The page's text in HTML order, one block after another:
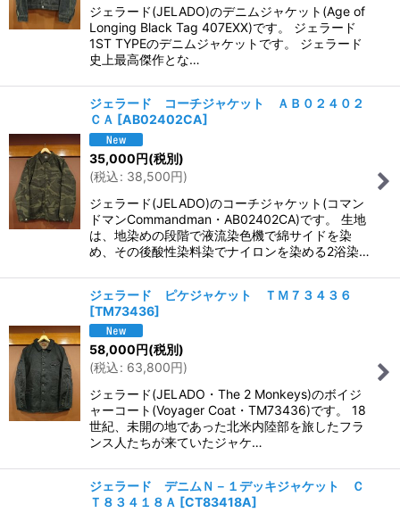
ジェラード(JELADO)のデニムジャケット(Age of
Longing Black Tag 407EXX)です。 ジェラード
1ST TYPEのデニムジャケットです。 ジェラード
史上最高傑作とな…
ジェラード コーチジャケット ＡＢ０２４０２
ＣＡ [AB02402CA]
35,000円(税別)
(税込: 38,500円)
ジェラード(JELADO)のコーチジャケット(コマン
ドマンCommandman・AB02402CA)です。 生地
は、地染めの段階で液流染色機で綿サイドを染
め、その後酸性染料染でナイロンを染める2浴染…
ジェラード ピケジャケット ＴＭ７３４３６
[TM73436]
58,000円(税別)
(税込: 63,800円)
ジェラード(JELADO・The 2 Monkeys)のボイジ
ャーコート(Voyager Coat・TM73436)です。 18
世紀、未開の地であった北米内陸部を旅したフラ
ンス人たちが来ていたジャケ…
ジェラード デニムＮ－１デッキジャケット Ｃ
Ｔ８３４１８Ａ [CT83418A]